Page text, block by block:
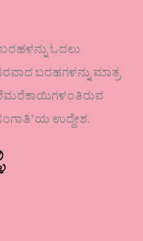
ಓದಲು
ಬರಹಗಳನ್ನು ಮಾತ್ರ
ಉದ್ದೇಶ.